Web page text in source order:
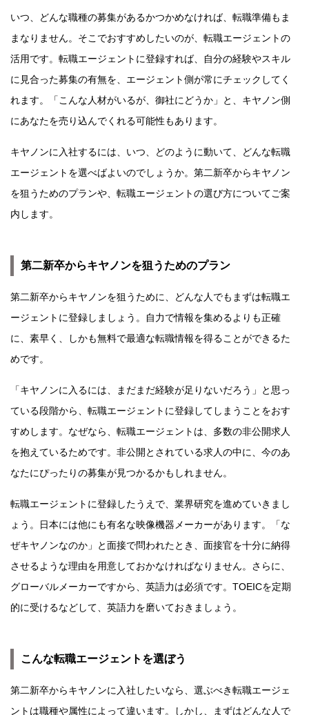
いつ、どんな職種の募集があるかつかめなければ、転職準備もま
まなりません。そこでおすすめしたいのが、転職エージェントの
活用です。転職エージェントに登録すれば、自分の経験やスキル
に見合った募集の有無を、エージェント側が常にチェックしてく
れます。「こんな人材がいるが、御社にどうか」と、キヤノン側
にあなたを売り込んでくれる可能性もあります。
キヤノンに入社するには、いつ、どのように動いて、どんな転職
エージェントを選べばよいのでしょうか。第二新卒からキヤノン
を狙うためのプランや、転職エージェントの選び方についてご案
内します。
第二新卒からキヤノンを狙うためのプラン
第二新卒からキヤノンを狙うために、どんな人でもまずは転職エ
ージェントに登録しましょう。自力で情報を集めるよりも正確
に、素早く、しかも無料で最適な転職情報を得ることができるた
めです。
「キヤノンに入るには、まだまだ経験が足りないだろう」と思っ
ている段階から、転職エージェントに登録してしまうことをおす
すめします。なぜなら、転職エージェントは、多数の非公開求人
を抱えているためです。非公開とされている求人の中に、今のあ
なたにぴったりの募集が見つかるかもしれません。
転職エージェントに登録したうえで、業界研究を進めていきまし
ょう。日本には他にも有名な映像機器メーカーがあります。「な
ぜキヤノンなのか」と面接で問われたとき、面接官を十分に納得
させるような理由を用意しておかなければなりません。さらに、
グローバルメーカーですから、英語力は必須です。TOEICを定期
的に受けるなどして、英語力を磨いておきましょう。
こんな転職エージェントを選ぼう
第二新卒からキヤノンに入社したいなら、選ぶべき転職エージェ
ントは職種や属性によって違います。しかし、まずはどんな人で